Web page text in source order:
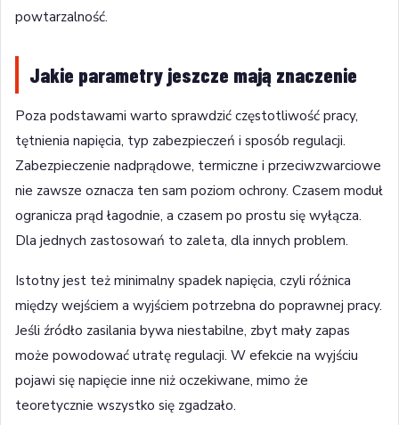
powtarzalność.
Jakie parametry jeszcze mają znaczenie
Poza podstawami warto sprawdzić częstotliwość pracy,
tętnienia napięcia, typ zabezpieczeń i sposób regulacji.
Zabezpieczenie nadprądowe, termiczne i przeciwzwarciowe
nie zawsze oznacza ten sam poziom ochrony. Czasem moduł
ogranicza prąd łagodnie, a czasem po prostu się wyłącza.
Dla jednych zastosowań to zaleta, dla innych problem.
Istotny jest też minimalny spadek napięcia, czyli różnica
między wejściem a wyjściem potrzebna do poprawnej pracy.
Jeśli źródło zasilania bywa niestabilne, zbyt mały zapas
może powodować utratę regulacji. W efekcie na wyjściu
pojawi się napięcie inne niż oczekiwane, mimo że
teoretycznie wszystko się zgadzało.